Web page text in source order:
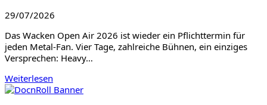
29/07/2026
Das Wacken Open Air 2026 ist wieder ein Pflichttermin für
jeden Metal-Fan. Vier Tage, zahlreiche Bühnen, ein einziges
Versprechen: Heavy…
Weiterlesen